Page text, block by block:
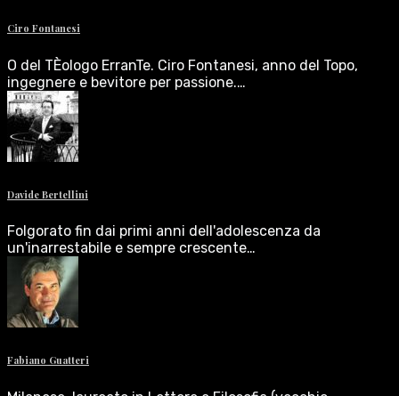
Ciro Fontanesi
O del TÈologo ErranTe. Ciro Fontanesi, anno del Topo,
ingegnere e bevitore per passione.…
Davide Bertellini
Folgorato fin dai primi anni dell'adolescenza da
un'inarrestabile e sempre crescente…
Fabiano Guatteri